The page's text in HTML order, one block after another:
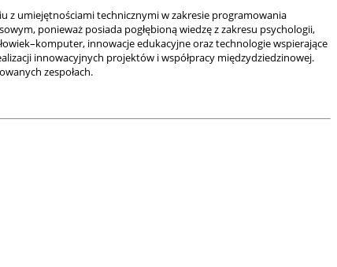
z umiejętnościami technicznymi w zakresie programowania
ponieważ posiada pogłębioną wiedzę z zakresu psychologii,
innowacje edukacyjne oraz technologie wspierające
innowacyjnych projektów i współpracy międzydziedzinowej.
zespołach.